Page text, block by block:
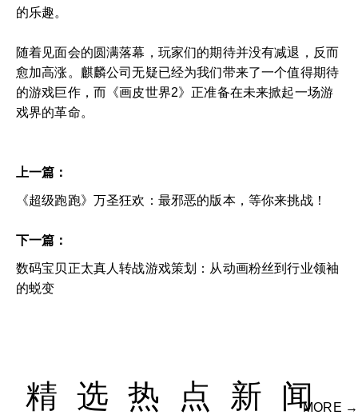
的乐趣。
随着见面会的圆满落幕，玩家们的期待并没有减退，反而
愈加高涨。麒麟公司无疑已经为我们带来了一个值得期待
的游戏巨作，而《画皮世界2》正准备在未来掀起一场游
戏界的革命。
上一篇：
《超级跑跑》万圣狂欢：最邪恶的版本，等你来挑战！
下一篇：
数码宝贝正太真人转战游戏策划：从动画粉丝到行业领袖
的蜕变
精选热点新闻
MORE →